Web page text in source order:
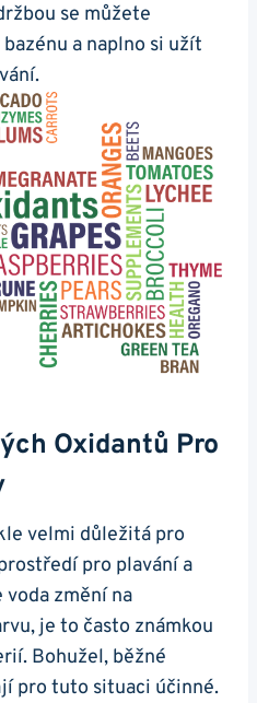
se můžete
a naplno si užít
Oxidantů Pro
velmi důležitá pro
pro plavání a
voda změní na
je to často známkou
Bohužel, běžné
pro tuto situaci účinné.